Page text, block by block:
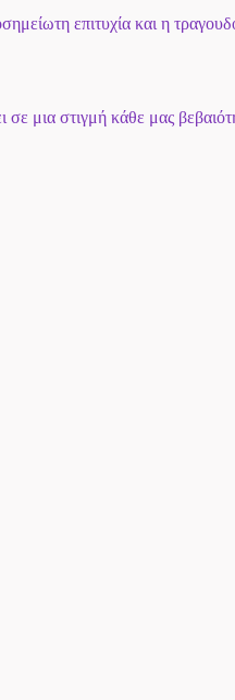
επιτυχία και η
μια στιγμή κάθε μας